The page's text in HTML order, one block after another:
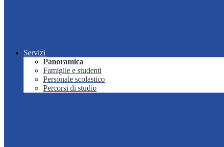
Servizi
Panoramica
Famiglie e studenti
Personale scolastico
Percorsi di studio